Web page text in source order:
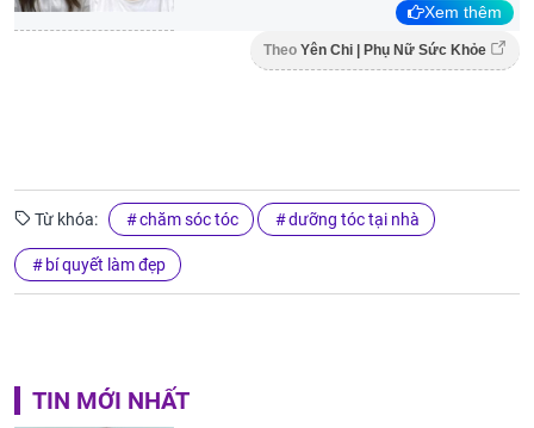
Xem thêm
Theo Yên Chi | Phụ Nữ Sức Khỏe
Từ khóa: chăm sóc tóc dưỡng tóc tại nhà
bí quyết làm đẹp
TIN MỚI NHẤT